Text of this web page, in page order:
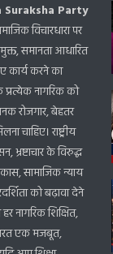
Suraksha Party
विचारधारा पर
मुक्त, समानता आधारित
कार्य करने का
प्रत्येक नागरिक को
रोजगार, बेहतर
चाहिए। राष्ट्रीय
भ्रष्टाचार के विरुद्ध
सामाजिक न्याय
को बढ़ावा देने
नागरिक शिक्षित,
एक मजबूत,